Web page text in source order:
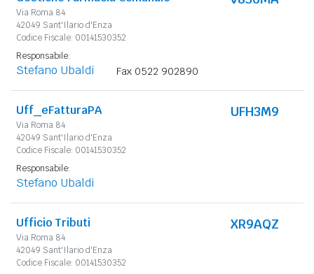
Via Roma 84
42049 Sant'Ilario d'Enza
Codice Fiscale: 00141530352
Responsabile:
Stefano Ubaldi Fax 0522 902890
Uff_eFatturaPA
Via Roma 84
42049 Sant'Ilario d'Enza
Codice Fiscale: 00141530352
UFH3M9
Responsabile:
Stefano Ubaldi
Ufficio Tributi
Via Roma 84
42049 Sant'Ilario d'Enza
Codice Fiscale: 00141530352
XR9AQZ